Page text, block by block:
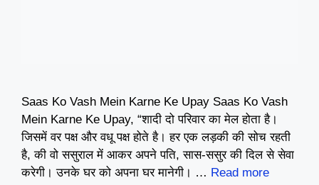
Saas Ko Vash Mein Karne Ke Upay Saas Ko Vash
Mein Karne Ke Upay, “शादी दो परिवार का मेल होता है।
जिसमें वर पक्ष और वधू पक्ष होते है। हर एक लड़की की सोच रहती
है, की वो ससुराल में आकर अपने पति, सास-ससुर की दिल से सेवा
करेगी। उनके घर को अपना घर मानेगी। … Read more